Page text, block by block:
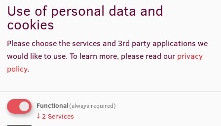
Museums and exhibitions
Development and research projects
Rankings
Sustainable Development Goals
Use of personal data and
cookies
Please choose the services and 3rd party applications we
would like to use.To learn more, please read our privacy
policy.
Functional(always required)
↓ 2 Services